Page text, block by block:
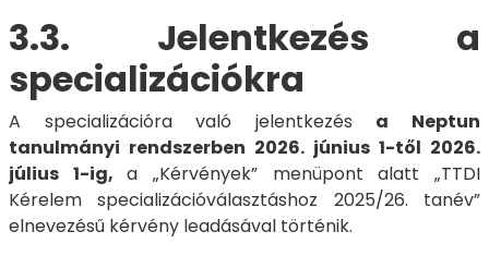
3.3. Jelentkezés a
specializációkra
A specializációra való jelentkezés a Neptun
tanulmányi rendszerben 2026. június 1-től 2026.
július 1-ig,a „Kérvények” menüpont alatt „TTDI
Kérelem specializációválasztáshoz 2025/26. tanév”
elnevezésű kérvény leadásával történik. ​​​